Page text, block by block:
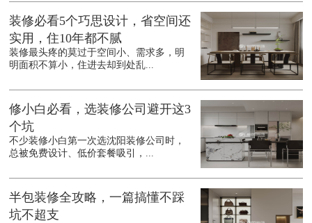
装修必看5个巧思设计，省空间还
实用，住10年都不腻
装修最头疼的莫过于空间小、需求多，明
明面积不算小，住进去却到处乱...
修小白必看，选装修公司避开这3
个坑
不少装修小白第一次选沈阳装修公司时，
总被免费设计、低价套餐吸引，...
半包装修全攻略，一篇搞懂不踩
坑不超支